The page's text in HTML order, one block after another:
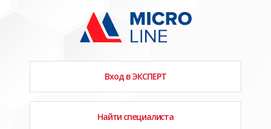
Вход в ЭКСПЕРТ
Найти специалиста